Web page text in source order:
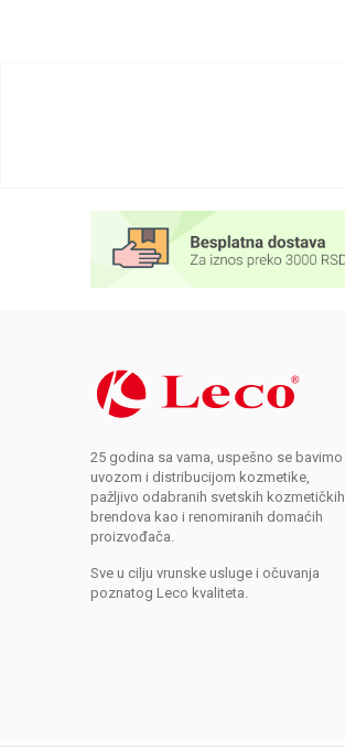
25 godina sa vama, uspešno se bavimo
uvozom i distribucijom kozmetike,
pažljivo odabranih svetskih kozmetičkih
brendova kao i renomiranih domaćih
proizvođača.
Sve u cilju vrunske usluge i očuvanja
poznatog Leco kvaliteta.